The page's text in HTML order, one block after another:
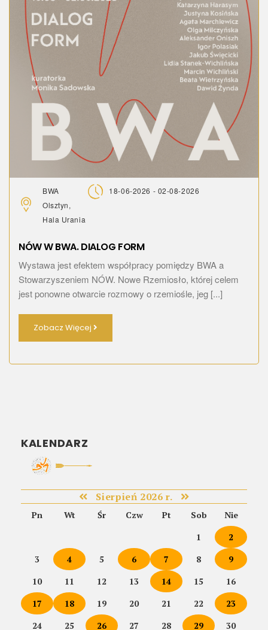
BWA
Olsztyn,
Hala Urania
18-06-2026 - 02-08-2026
NÓW W BWA. DIALOG FORM
Wystawa jest efektem współpracy pomiędzy BWA a
Stowarzyszeniem NÓW. Nowe Rzemiosło, której celem
jest ponowne otwarcie rozmowy o rzemiośle, jeg [...]
Zobacz Więcej
KALENDARZ
Sierpień 2026 r.
Pn Wt Śr Czw Pt Sob
Nie
1
2
3
4 5 6 7 8
9
10
11 12 13 14 15
16
17
18 19 20 21 22
23
24
25 26 27 28 29 30